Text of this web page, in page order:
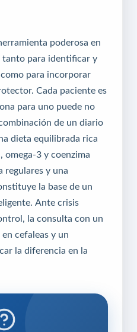
poderosa en
tanto para identificar y
para incorporar
Cada paciente es
para uno puede no
de un diario
dieta equilibrada rica
omega-3 y coenzima
regulares y una
la base de un
Ante crisis
la consulta con un
cefaleas y un
la diferencia en la